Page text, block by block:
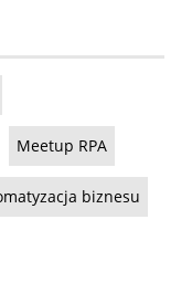
Meetup RPA
biznesu